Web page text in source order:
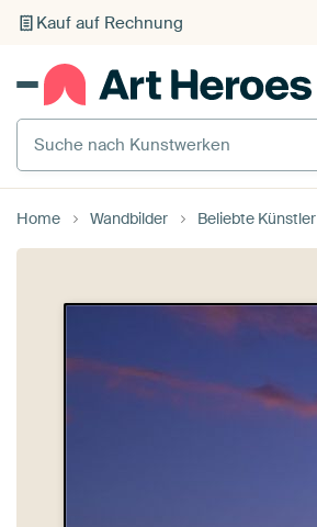
Individueller Druck auf Bestellung
Suche nach Kunstwerken
Home Wandbilder Beliebte Künstler